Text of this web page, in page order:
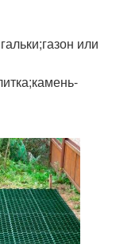
или